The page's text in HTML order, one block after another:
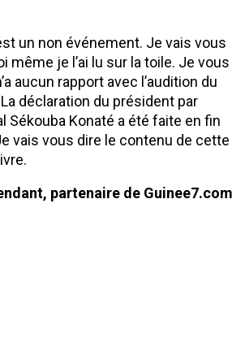
un non événement. Je vais vous
même je l’ai lu sur la toile. Je vous
aucun rapport avec l’audition du
déclaration du président par
Sékouba Konaté a été faite en fin
vais vous dire le contenu de cette
partenaire de Guinee7.com